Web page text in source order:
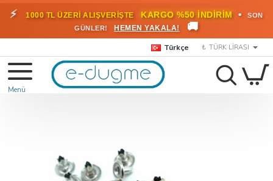
⚡ 1000 TL ÜZERİ ALIŞVERİŞTE KARGO %50 İNDİRİM •
SON
GÜNLER!
HEMEN YAKALA! 🚚
Türkçe ₺ TÜRK LIRASI